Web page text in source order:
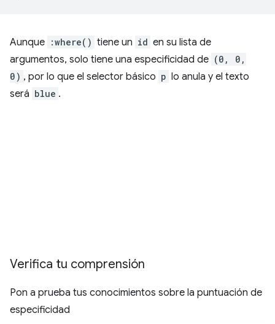
Aunque :where() tiene un id en su lista de
argumentos, solo tiene una especificidad de (0, 0,
0) , por lo que el selector básico p lo anula y el texto
será blue .
Verifica tu comprensión
Pon a prueba tus conocimientos sobre la puntuación de
especificidad